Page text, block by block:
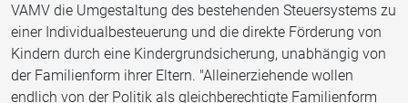
VAMV die Umgestaltung des bestehenden Steuersystems zu
einer Individualbesteuerung und die direkte Förderung von
Kindern durch eine Kindergrundsicherung, unabhängig von
der Familienform ihrer Eltern. "Alleinerziehende wollen
endlich von der Politik als gleichberechtigte Familienform